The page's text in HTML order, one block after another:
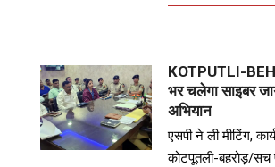
KOTPUTLI-
भर चलेगा साइबर
अभियान
एसपी ने ली मीटिंग,
कोटपूतली-बहरोड़/सच